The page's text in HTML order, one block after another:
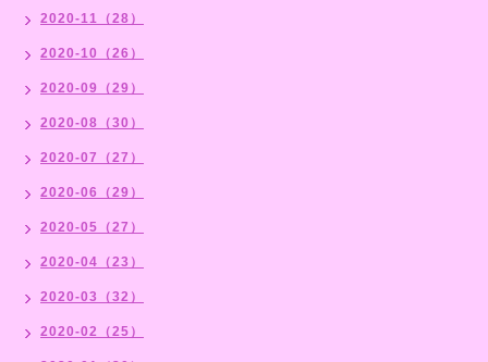
2020-11（28）
2020-10（26）
2020-09（29）
2020-08（30）
2020-07（27）
2020-06（29）
2020-05（27）
2020-04（23）
2020-03（32）
2020-02（25）